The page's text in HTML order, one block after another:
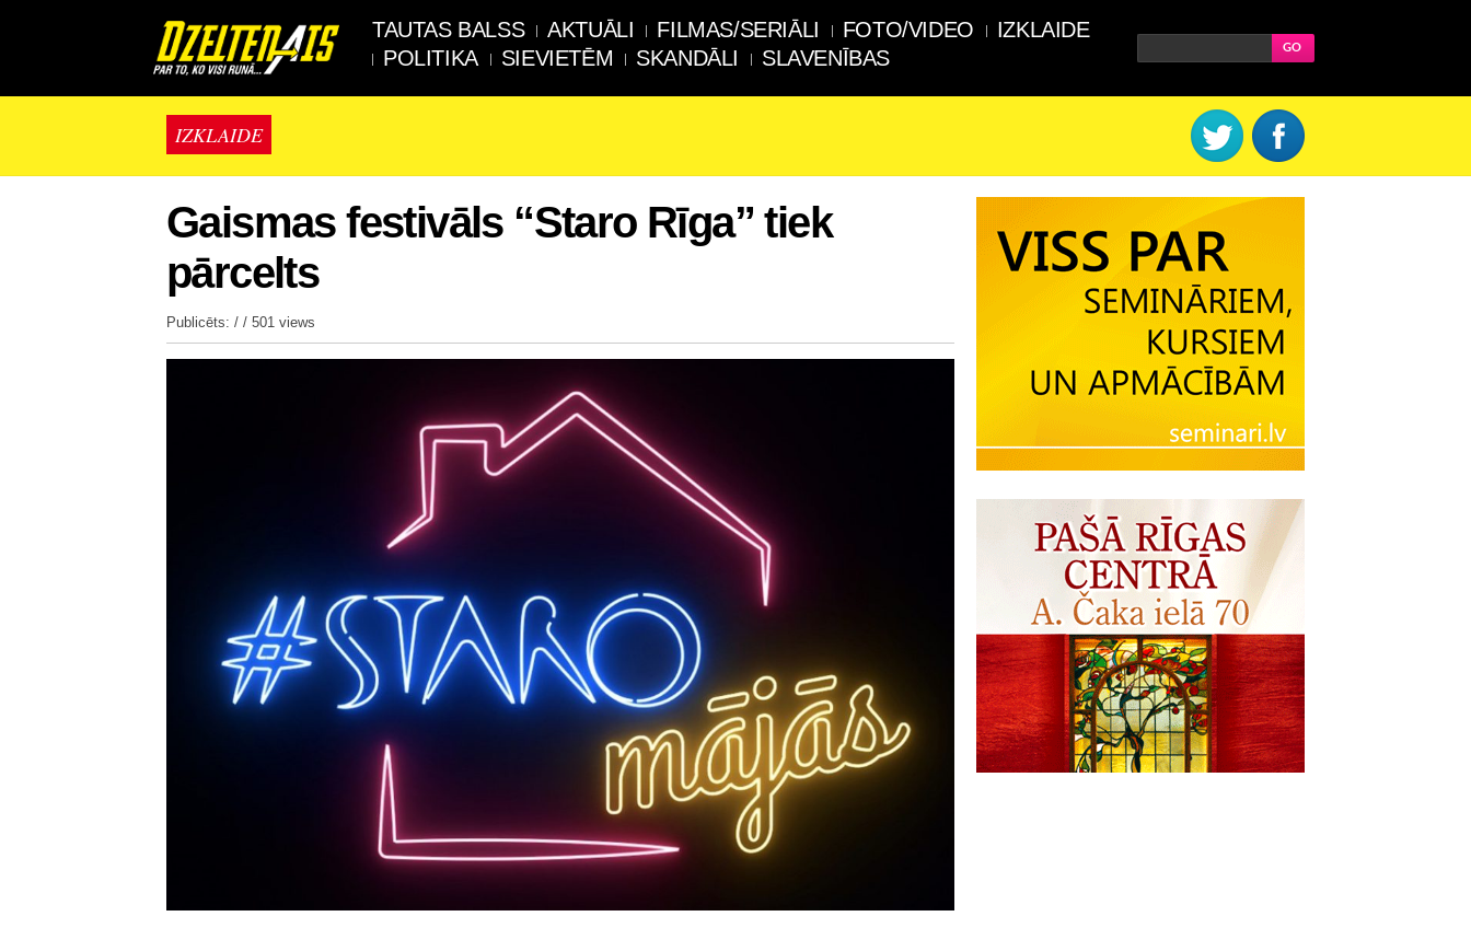
TAUTAS BALSS AKTUĀLI FILMAS/SERIĀLI FOTO/VIDEO
IZKLAIDE
POLITIKA
SIEVIETĒM SKANDĀLI SLAVENĪBAS
IZKLAIDE
Gaismas festivāls “Staro Rīga” tiek
pārcelts
Publicēts: / / 501 views